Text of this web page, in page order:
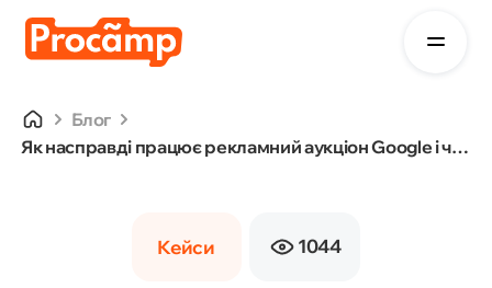
Блог
Як насправді працює рекламний аукціон Google і чому CPC вас вводить в оману
Кейси 1044